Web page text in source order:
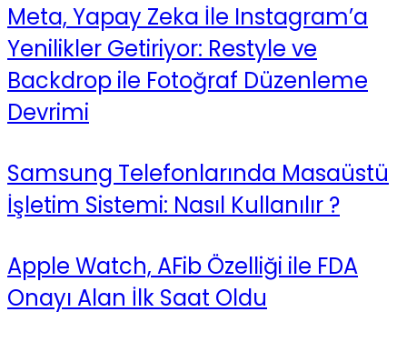
Meta, Yapay Zeka İle Instagram’a
Yenilikler Getiriyor: Restyle ve
Backdrop ile Fotoğraf Düzenleme
Devrimi
Samsung Telefonlarında Masaüstü
İşletim Sistemi: Nasıl Kullanılır ?
Apple Watch, AFib Özelliği ile FDA
Onayı Alan İlk Saat Oldu